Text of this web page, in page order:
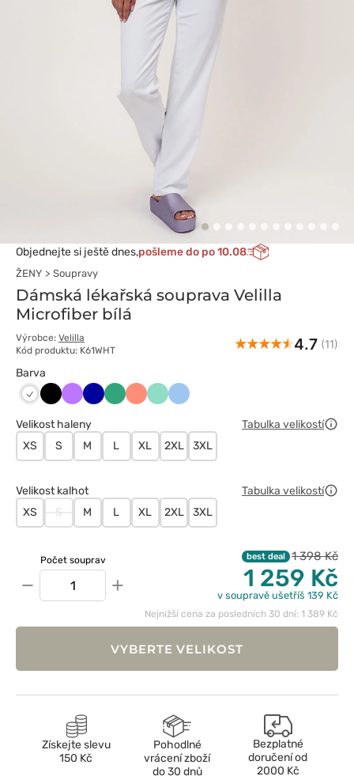
Objednejte si ještě dnes,pošleme do po 10.08
ŽENY Soupravy
Dámská lékařská souprava Velilla
Microfiber bílá
Výrobce: Velilla
Kód produktu: K61WHT
4.7 (11)
Barva
Biały CzarnyFioletowyGranatowy
JasnyKoralowyMiętowyNiebieski
Velikost haleny
Tabulka velikostí
XS
S M L XL 2XL 3XL
Velikost kalhot
Tabulka velikostí
XS
S M L XL 2XL 3XL
Počet souprav
− +
best deal 1 398 Kč
1 259 Kč
v soupravě ušetříš 139 Kč
Nejnižší cena za posledních 30 dní: 1 389 Kč
VYBERTE VELIKOST
Získejte slevu
150 Kč
Pohodlné
vrácení zboží
do 30 dnů
Bezplatné
doručení od
2000 Kč